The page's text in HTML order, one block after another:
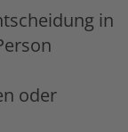
in
oder